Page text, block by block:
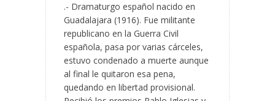
.- Dramaturgo español nacido en
Guadalajara (1916). Fue militante
republicano en la Guerra Civil
española, pasa por varias cárceles,
estuvo condenado a muerte aunque
al final le quitaron esa pena,
quedando en libertad provisional.